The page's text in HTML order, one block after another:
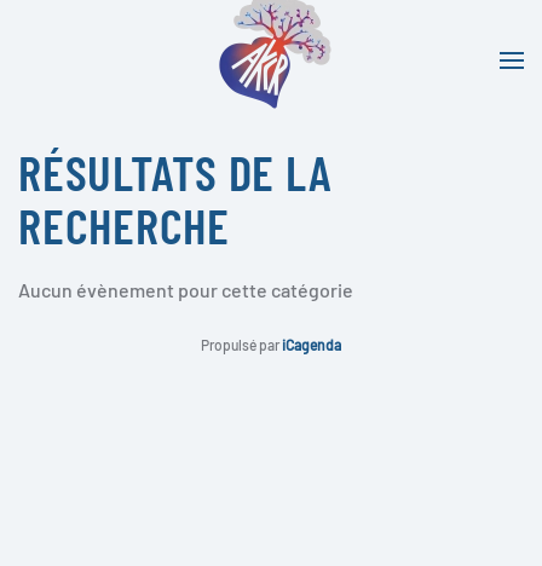
Accéder au contenu principal
RÉSULTATS DE LA
RECHERCHE
Aucun évènement pour cette catégorie
Propulsé pariCagenda